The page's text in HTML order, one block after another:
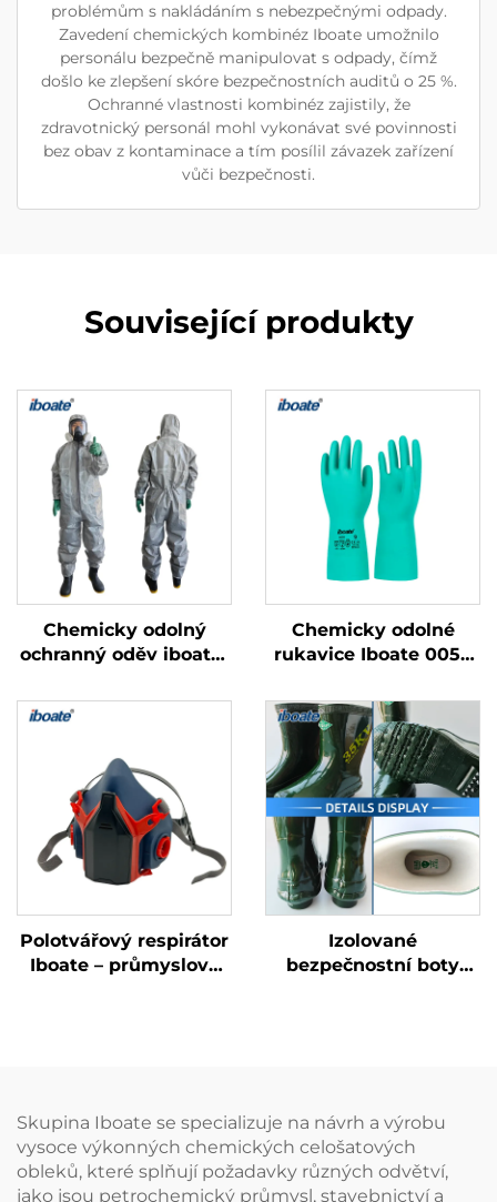
problémům s nakládáním s nebezpečnými odpady.
Zavedení chemických kombinéz Iboate umožnilo
personálu bezpečně manipulovat s odpady, čímž
došlo ke zlepšení skóre bezpečnostních auditů o 25 %.
Ochranné vlastnosti kombinéz zajistily, že
zdravotnický personál mohl vykonávat své povinnosti
bez obav z kontaminace a tím posílil závazek zařízení
vůči bezpečnosti.
Související produkty
Chemicky odolný
ochranný oděv iboate-
kompozitu
Chemicky odolné
rukavice Iboate 0056
průmyslové ochranné
rukavice certifikované
podle normy EN 374
Polotvářový respirátor
Iboate – průmyslová
Izolované
bezpečnostní boty
Skupina Iboate se specializuje na návrh a výrobu
vysoce výkonných chemických celošatových
obleků, které splňují požadavky různých odvětví,
jako jsou petrochemický průmysl, stavebnictví a